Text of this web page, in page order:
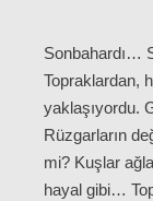
Sonbahardı…
Topraklardan,
yaklaşıyordu.
Rüzgarların
mi? Kuşlar
hayal gibi…